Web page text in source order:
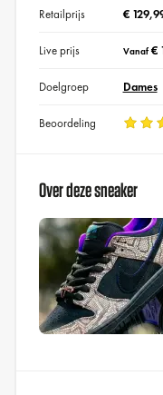
Retailprijs €
Live prijs Vanaf€
Doelgroep Dames
Beoordeling
Over deze sneaker